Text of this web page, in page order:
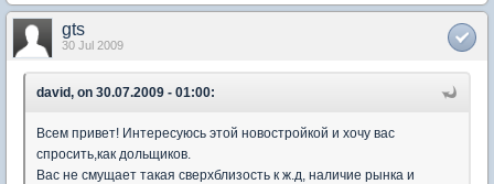
gts
30 Jul 2009
david, on 30.07.2009 - 01:00:
Всем привет! Интересуюсь этой новостройкой и хочу вас
спросить,как дольщиков.
Вас не смущает такая сверхблизость к ж.д, наличие рынка и